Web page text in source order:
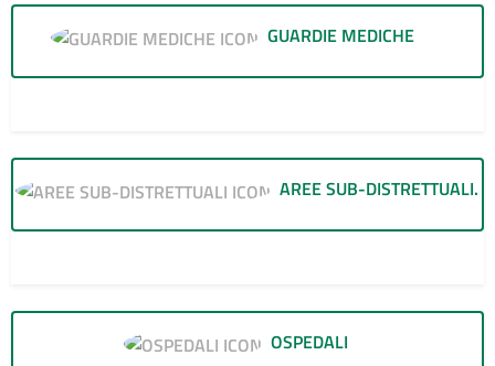
GUARDIE MEDICHE
AREE SUB-DISTRETTUALI
OSPEDALI